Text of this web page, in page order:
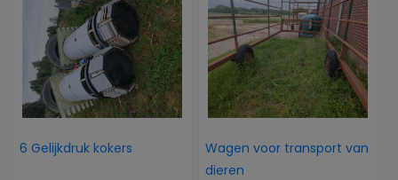
6 Gelijkdruk kokers
Wagen voor transport van
dieren